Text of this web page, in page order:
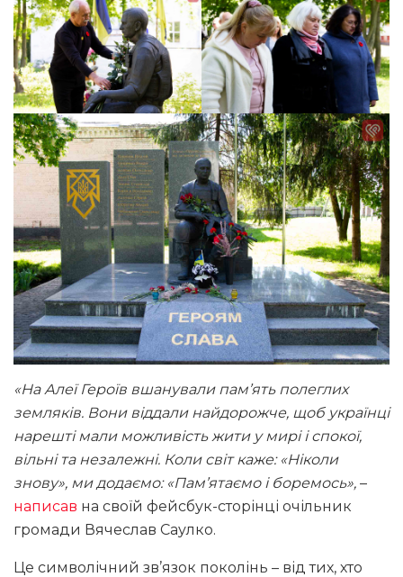
«На Алеї Героїв вшанували пам’ять полеглих
земляків. Вони віддали найдорожче, щоб українці
нарешті мали можливість жити у мирі і спокої,
вільні та незалежні. Коли світ каже: «Ніколи
знову», ми додаємо: «Пам’ятаємо і боремось», –
написав на своїй фейсбук-сторінці очільник
громади Вячеслав Саулко.
Це символічний зв’язок поколінь – від тих, хто